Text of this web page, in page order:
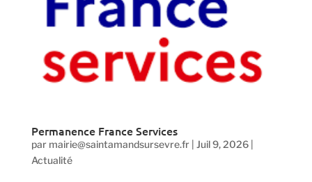
Permanence France Services
par mairie@saintamandsursevre.fr| Juil 9, 2026|
Actualité